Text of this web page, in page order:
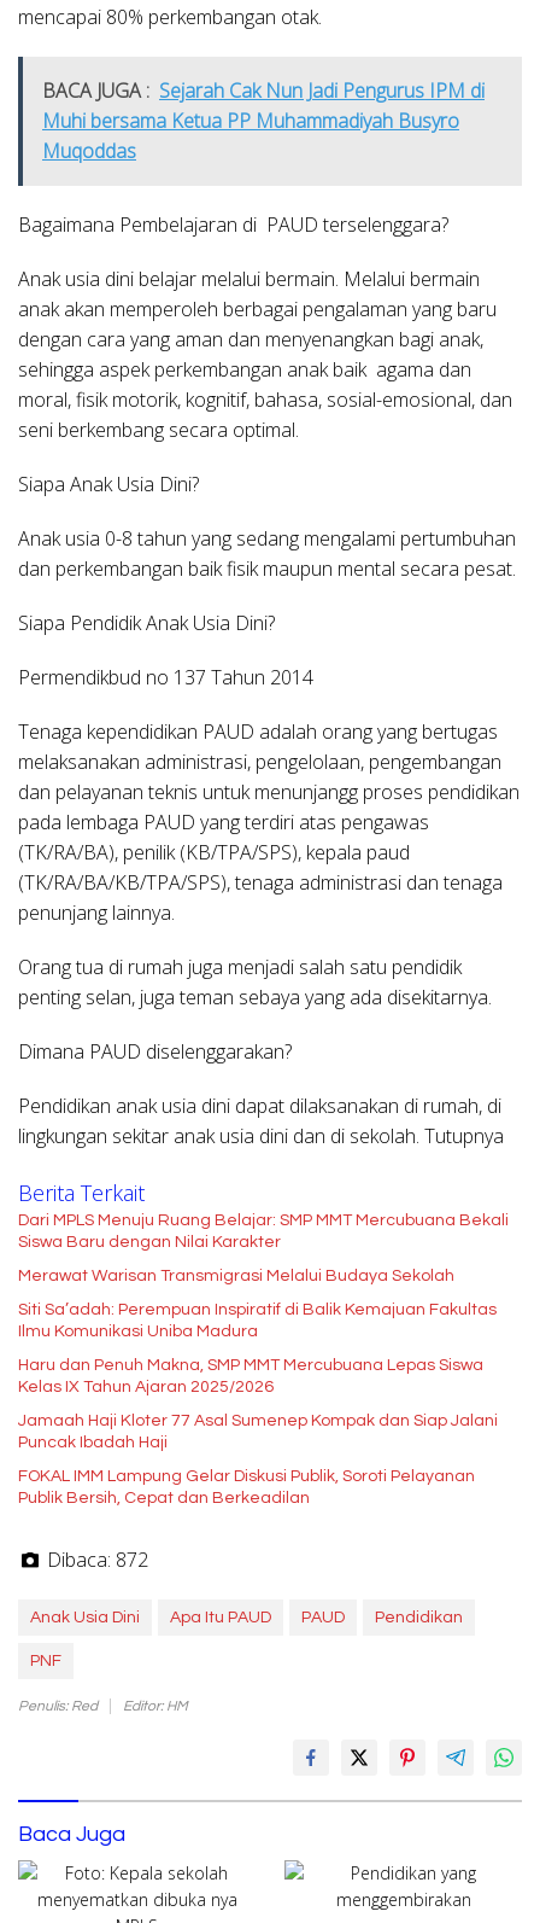
mencapai 80% perkembangan otak.
BACA JUGA : Sejarah Cak Nun Jadi Pengurus IPM di
Muhi bersama Ketua PP Muhammadiyah Busyro
Muqoddas
Bagaimana Pembelajaran di PAUD terselenggara?
Anak usia dini belajar melalui bermain. Melalui bermain
anak akan memperoleh berbagai pengalaman yang baru
dengan cara yang aman dan menyenangkan bagi anak,
sehingga aspek perkembangan anak baik agama dan
moral, fisik motorik, kognitif, bahasa, sosial-emosional, dan
seni berkembang secara optimal.
Siapa Anak Usia Dini?
Anak usia 0-8 tahun yang sedang mengalami pertumbuhan
dan perkembangan baik fisik maupun mental secara pesat.
Siapa Pendidik Anak Usia Dini?
Permendikbud no 137 Tahun 2014
Tenaga kependidikan PAUD adalah orang yang bertugas
melaksanakan administrasi, pengelolaan, pengembangan
dan pelayanan teknis untuk menunjangg proses pendidikan
pada lembaga PAUD yang terdiri atas pengawas
(TK/RA/BA), penilik (KB/TPA/SPS), kepala paud
(TK/RA/BA/KB/TPA/SPS), tenaga administrasi dan tenaga
penunjang lainnya.
Orang tua di rumah juga menjadi salah satu pendidik
penting selan, juga teman sebaya yang ada disekitarnya.
Dimana PAUD diselenggarakan?
Pendidikan anak usia dini dapat dilaksanakan di rumah, di
lingkungan sekitar anak usia dini dan di sekolah. Tutupnya
Berita Terkait
Dari MPLS Menuju Ruang Belajar: SMP MMT Mercubuana Bekali
Siswa Baru dengan Nilai Karakter
Merawat Warisan Transmigrasi Melalui Budaya Sekolah
Siti Sa’adah: Perempuan Inspiratif di Balik Kemajuan Fakultas
Ilmu Komunikasi Uniba Madura
Haru dan Penuh Makna, SMP MMT Mercubuana Lepas Siswa
Kelas IX Tahun Ajaran 2025/2026
Jamaah Haji Kloter 77 Asal Sumenep Kompak dan Siap Jalani
Puncak Ibadah Haji
FOKAL IMM Lampung Gelar Diskusi Publik, Soroti Pelayanan
Publik Bersih, Cepat dan Berkeadilan
Dibaca: 872
Anak Usia Dini Apa Itu PAUD PAUD Pendidikan
PNF
Penulis: Red Editor: HM
Baca Juga